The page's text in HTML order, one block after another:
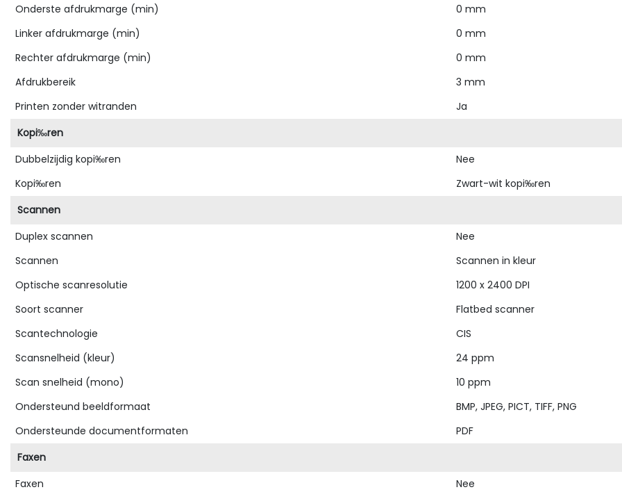
Onderste afdrukmarge (min)
0 mm
Linker afdrukmarge (min)
0 mm
Rechter afdrukmarge (min)
0 mm
Afdrukbereik
3 mm
Printen zonder witranden
Ja
Kopi‰ren
Dubbelzijdig kopi‰ren
Nee
Kopi‰ren
Zwart-wit kopi‰ren
Scannen
Duplex scannen
Nee
Scannen
Scannen in kleur
Optische scanresolutie
1200 x 2400 DPI
Soort scanner
Flatbed scanner
Scantechnologie
CIS
Scansnelheid (kleur)
24 ppm
Scan snelheid (mono)
10 ppm
Ondersteund beeldformaat
BMP, JPEG, PICT, TIFF, PNG
Ondersteunde documentformaten
PDF
Faxen
Faxen
Nee